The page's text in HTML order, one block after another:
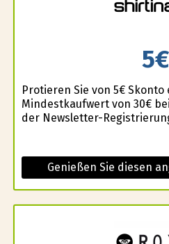
5€
Profitieren Sie von 5€
Mindestkaufwert von 30€
der Newsletter-
Genießen Sie diesen